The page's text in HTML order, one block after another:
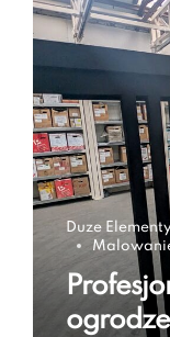
Duze